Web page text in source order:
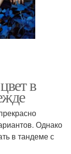
в
Однако
в тандеме с